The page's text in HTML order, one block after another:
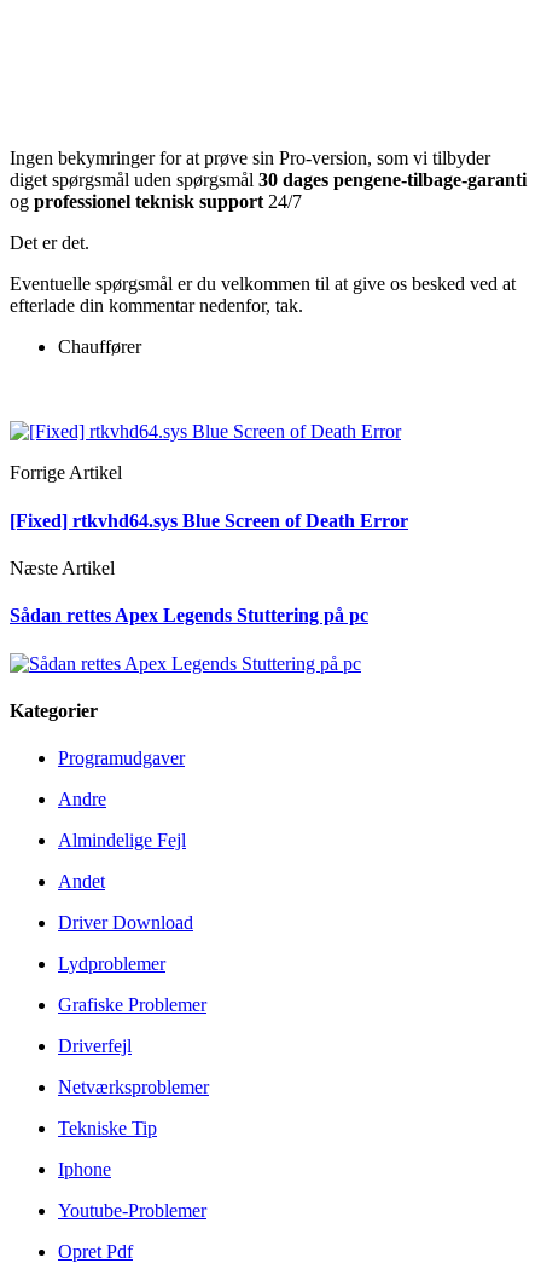
Ingen bekymringer for at prøve sin Pro-version, som vi tilbyder
diget spørgsmål uden spørgsmål 30 dages pengene-tilbage-garanti
og professionel teknisk support 24/7
Det er det.
Eventuelle spørgsmål er du velkommen til at give os besked ved at
efterlade din kommentar nedenfor, tak.
Chauffører
Forrige Artikel
[Fixed] rtkvhd64.sys Blue Screen of Death Error
Næste Artikel
Sådan rettes Apex Legends Stuttering på pc
Kategorier
Programudgaver
Andre
Almindelige Fejl
Andet
Driver Download
Lydproblemer
Grafiske Problemer
Driverfejl
Netværksproblemer
Tekniske Tip
Iphone
Youtube-Problemer
Opret Pdf